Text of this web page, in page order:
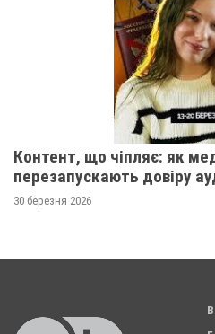
Контент, що чіпляє: як
перезапускають довіру
30 березня 2026